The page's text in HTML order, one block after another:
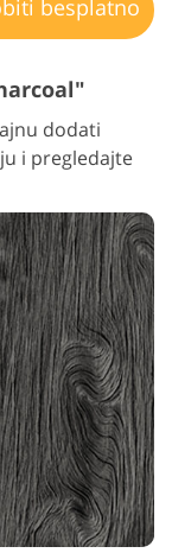
besplatno
dodati
i pregledajte